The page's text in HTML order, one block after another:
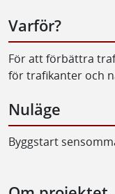
Varför?
För att förbättra
för trafikanter och
Nuläge
Byggstart